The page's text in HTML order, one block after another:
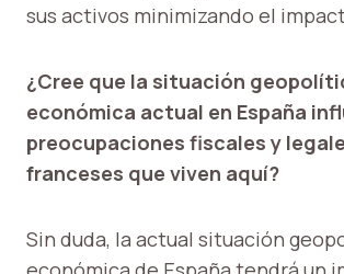
sus activos minimizando el
¿Cree que la situación
económica actual en España
preocupaciones fiscales y
franceses que viven aquí?
Sin duda, la actual situación